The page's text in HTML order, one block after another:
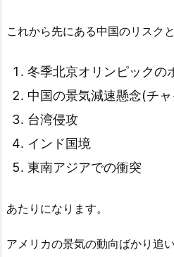
これから先にある中国のリスクと
冬季北京オリンピックの
中国の景気減速懸念(チ
台湾侵攻
インド国境
東南アジアでの衝突
あたりになります。
アメリカの景気の動向ばかり追